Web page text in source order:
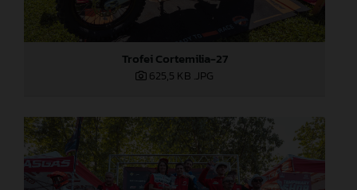
Trofei Cortemilia-27
625,5 KB .JPG